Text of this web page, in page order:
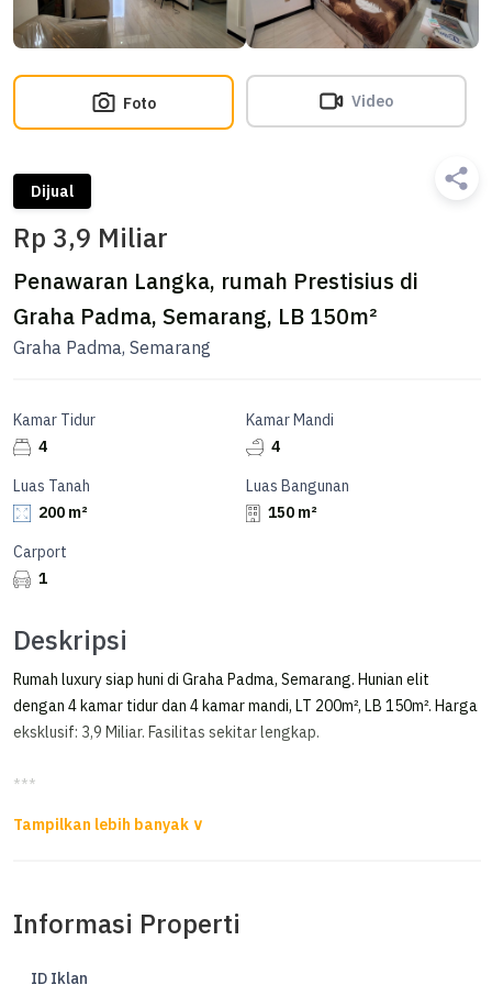
Foto Video
Dijual
Rp 3,9 Miliar
Penawaran Langka, rumah Prestisius di
Graha Padma, Semarang, LB 150m²
Graha Padma, Semarang
Kamar Tidur
4
Kamar Mandi
4
Luas Tanah
200 m²
Luas Bangunan
150 m²
Carport
1
Deskripsi
Rumah luxury siap huni di Graha Padma, Semarang. Hunian elit
dengan 4 kamar tidur dan 4 kamar mandi, LT 200m², LB 150m². Harga
eksklusif: 3,9 Miliar. Fasilitas sekitar lengkap.
***
Luas tanah 200 m2
Kamar tidur 4
Informasi Properti
ID Iklan